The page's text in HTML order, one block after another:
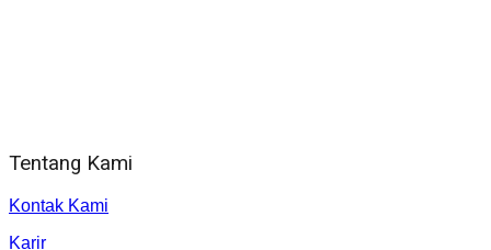
Tentang Kami
Kontak Kami
Karir